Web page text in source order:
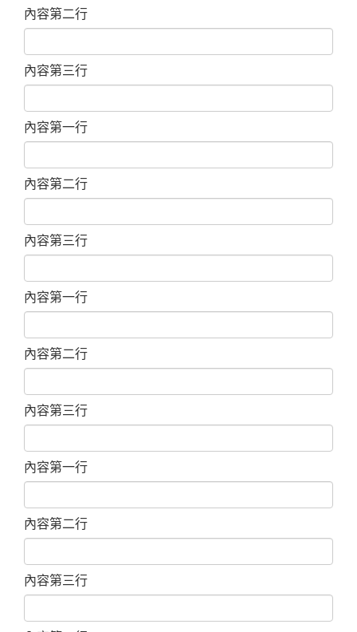
內容第二行
內容第三行
內容第一行
內容第二行
內容第三行
內容第一行
內容第二行
內容第三行
內容第一行
內容第二行
內容第三行